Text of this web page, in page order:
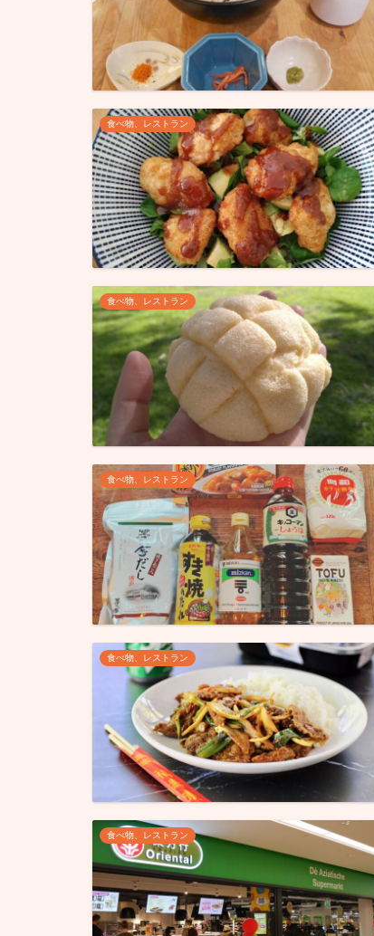
食べ物、レストラン
食べ物、レストラン
食べ物、レストラン
食べ物、レストラン
食べ物、レストラン